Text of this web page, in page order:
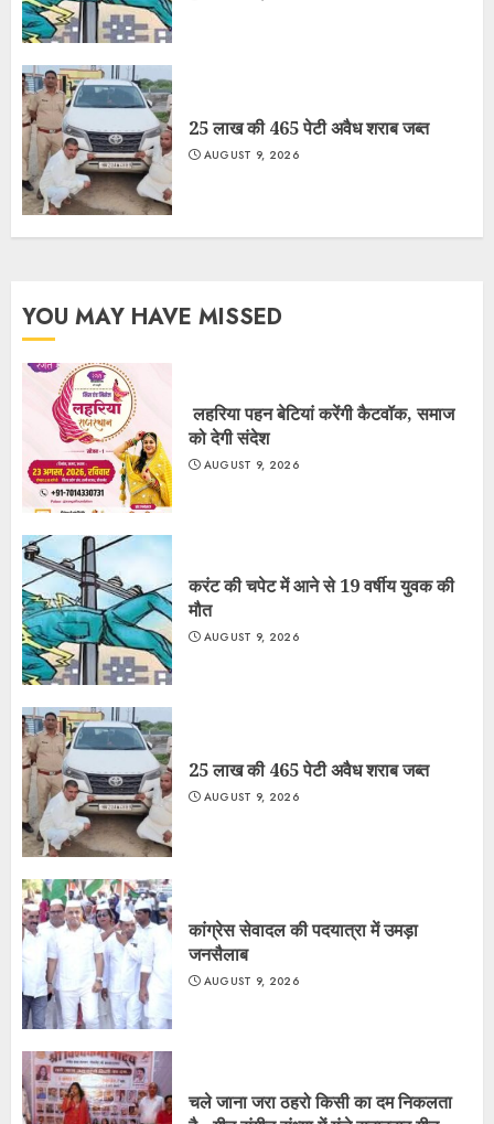
25 लाख की 465 पेटी अवैध शराब जब्त
AUGUST 9, 2026
YOU MAY HAVE MISSED
लहरिया पहन बेटियां करेंगी कैटवॉक, समाज
को देगी संदेश
AUGUST 9, 2026
करंट की चपेट में आने से 19 वर्षीय युवक की
मौत
AUGUST 9, 2026
25 लाख की 465 पेटी अवैध शराब जब्त
AUGUST 9, 2026
कांग्रेस सेवादल की पदयात्रा में उमड़ा
जनसैलाब
AUGUST 9, 2026
चले जाना जरा ठहरो किसी का दम निकलता